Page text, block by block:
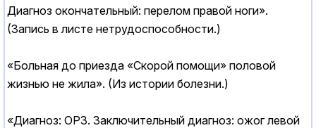
Диагноз окончательный: перелом правой ноги».
(Запись в листе нетрудоспособности.)
«Больная до приезда «Скорой помощи» половой
жизнью не жила». (Из истории болезни.)
«Диагноз: ОРЗ. Заключительный диагноз: ожог левой